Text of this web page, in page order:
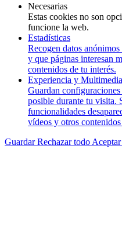
Necesarias
Estas cookies no son
funcione la web.
Estadísticas
Recogen datos
y que páginas interesan
contenidos de tu interés.
Experiencia y Multimedia
Guardan
posible durante tu visita.
funcionalidades
vídeos y otros contenidos
GuardarRechazar todo